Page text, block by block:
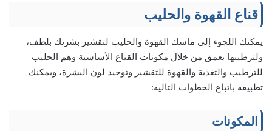
قناع القهوة والحليب
يمكنك اللجوء إلى ماسك القهوة والحليب لتقشير بشرتك بلطف،
ولترطيبها بعمق من خلال مكونات القناع الأساسية وهم الحليب
للترطيب والتغذية والقهوة للتقشير وتوحيد لون البشرة، ويمكنك
تطبيقه باتباع الخطوات التالية:
المكونات